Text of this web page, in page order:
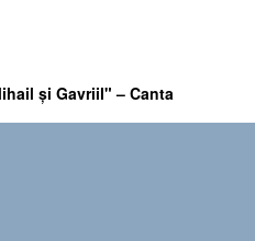
şi Gavriil" – Canta